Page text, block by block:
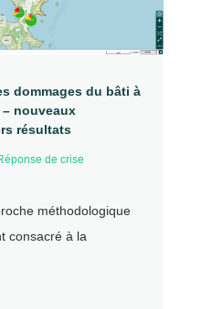
dommages du bâti à
nouveaux
résultats
de crise
méthodologique
consacré à la